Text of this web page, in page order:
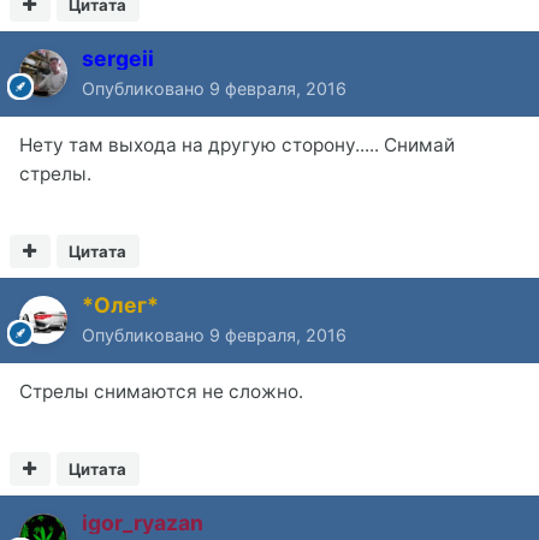
Цитата
sergeii
Опубликовано 9 февраля, 2016
Нету там выхода на другую сторону..... Снимай
стрелы.
Цитата
*Олег*
Опубликовано 9 февраля, 2016
Стрелы снимаются не сложно.
Цитата
igor_ryazan